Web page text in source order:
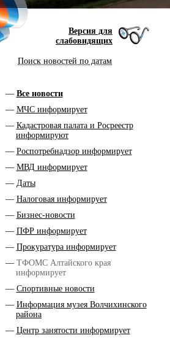
Версия для
слабовидящих
Поиск новостей по датам
Все новости
МЧС информирует
Кадастровая палата и Росреестр
информируют
Роспотребнадзор информирует
МВД информирует
Даты
Налоговая информирует
Бизнес-новости
ПФР информирует
Прокуратура информирует
ТФОМС Алтайского края
информирует
Спортивные новости
Информация музея Волчихинского
района
Центр занятости информирует